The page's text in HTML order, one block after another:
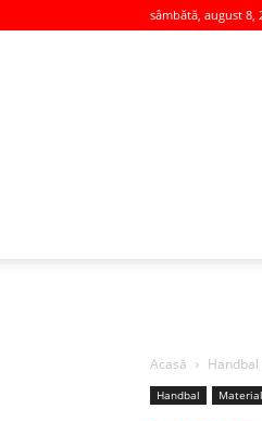
sâmbătă, august 8,
Acasă Handbal
Handbal